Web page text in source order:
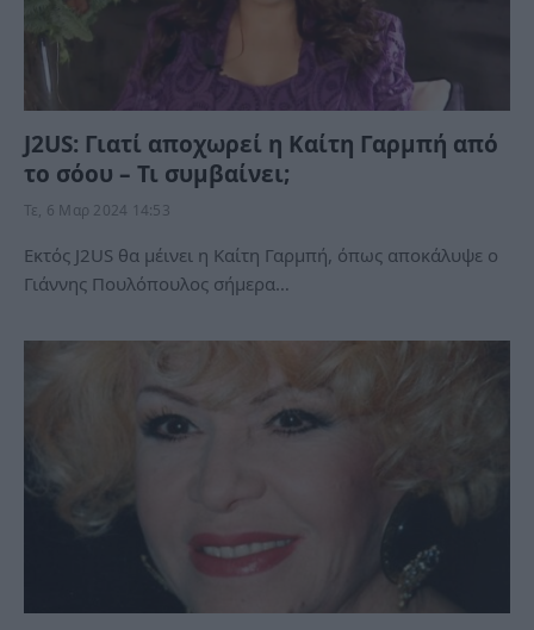
J2US: Γιατί αποχωρεί η Καίτη Γαρμπή από
το σόου – Τι συμβαίνει;
Τε, 6 Μαρ 2024 14:53
Εκτός J2US θα μέινει η Καίτη Γαρμπή, όπως αποκάλυψε ο
Γιάννης Πουλόπουλος σήμερα…